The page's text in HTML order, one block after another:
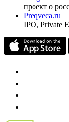
Investfunds
частного
проект о
Preqveca.ru